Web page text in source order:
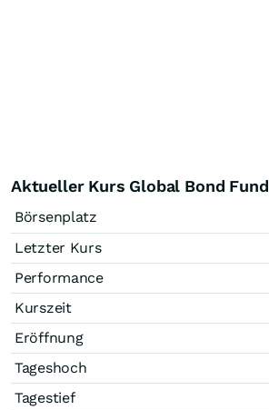
Aktueller Kurs Global Bond Fund
Börsenplatz
Letzter Kurs
Performance
Kurszeit
Eröffnung
Tageshoch
Tagestief